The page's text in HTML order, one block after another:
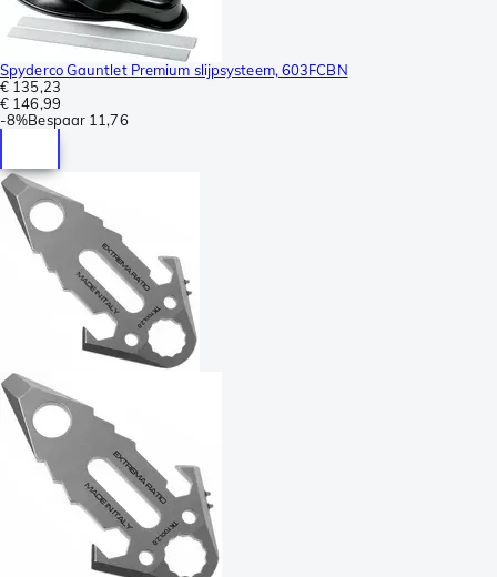
Spyderco Gauntlet Premium slijpsysteem, 603FCBN
€ 135,23
€ 146,99
-8%Bespaar 11,76